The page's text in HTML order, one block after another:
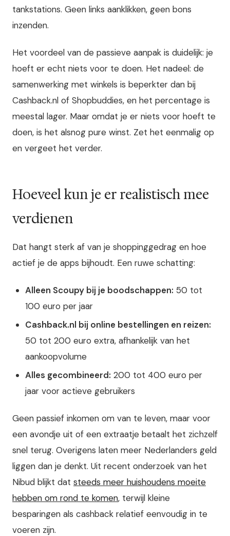
tankstations. Geen links aanklikken, geen bons
inzenden.
Het voordeel van de passieve aanpak is duidelijk: je
hoeft er echt niets voor te doen. Het nadeel: de
samenwerking met winkels is beperkter dan bij
Cashback.nl of Shopbuddies, en het percentage is
meestal lager. Maar omdat je er niets voor hoeft te
doen, is het alsnog pure winst. Zet het eenmalig op
en vergeet het verder.
Hoeveel kun je er realistisch mee
verdienen
Dat hangt sterk af van je shoppinggedrag en hoe
actief je de apps bijhoudt. Een ruwe schatting:
Alleen Scoupy bij je boodschappen: 50 tot
100 euro per jaar
Cashback.nl bij online bestellingen en reizen:
50 tot 200 euro extra, afhankelijk van het
aankoopvolume
Alles gecombineerd: 200 tot 400 euro per
jaar voor actieve gebruikers
Geen passief inkomen om van te leven, maar voor
een avondje uit of een extraatje betaalt het zichzelf
snel terug. Overigens laten meer Nederlanders geld
liggen dan je denkt. Uit recent onderzoek van het
Nibud blijkt dat steeds meer huishoudens moeite
hebben om rond te komen, terwijl kleine
besparingen als cashback relatief eenvoudig in te
voeren zijn.